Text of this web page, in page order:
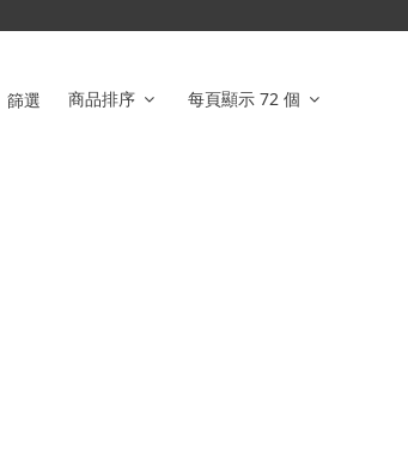
篩選 商品排序 每頁顯示 72 個